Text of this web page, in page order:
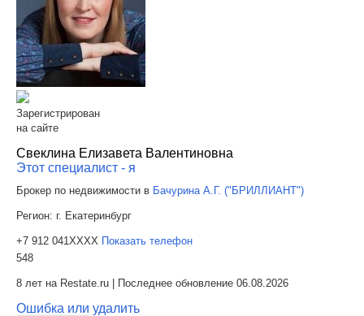
Зарегистрирован
на сайте
Свеклина Елизавета Валентиновна
Этот специалист - я
Брокер по недвижимости в Бачурина А.Г. ("БРИЛЛИАНТ")
Регион: г. Екатеринбург
+7 912 041XXXX Показать телефон
548
8 лет на Restate.ru | Последнее обновление 06.08.2026
Ошибка или удалить